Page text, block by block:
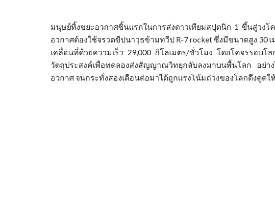
มนุษย์ทิ้งขยะอวกาศชิ้นแรกในการส่งดาวเทียมสปุตนิก 1 ขึ้นสู่วง
อวกาศต้องใช้จรวดขีปนาวุธข้ามทวีป R-7 rocket ซึ่งมีขนาดสูง 30 เ
เคลื่อนที่ด้วยความเร็ว 29,000 กิโลเมตร/ชั่วโมง โดยโคจรรอบโล
วัตถุประสงค์เพื่อทดลองส่งสัญญาณวิทยุกลับลงมาบนพื้นโลก อย่า
อวกาศ จนกระทั่งสองเดือนต่อมาได้ถูกแรงโน้มถ่วงของโลกดึงดูด